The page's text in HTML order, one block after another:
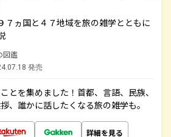
７ヵ国と４７地域を旅の雑学とともに
図鑑
発売
とを集めました！首都、言語、民族、
、誰かに話したくなる旅の雑学も。
詳細を見る